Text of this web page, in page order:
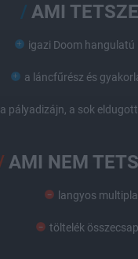
AMI
igazi Doom hangulatú
a láncfűrész és
a pályadizájn, a sok
AMI NEM
langyos
töltelék